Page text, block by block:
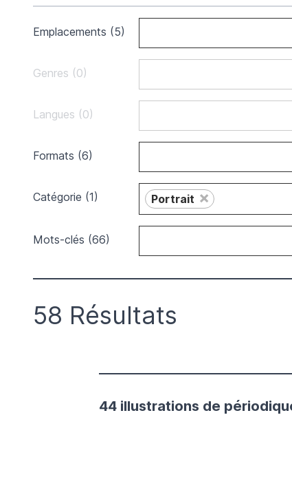
Emplacements (5)
Genres (0)
Langues (0)
Formats (6)
Catégorie (1) Portrait ×
Mots-clés (66)
58 Résultats
44 illustrations de